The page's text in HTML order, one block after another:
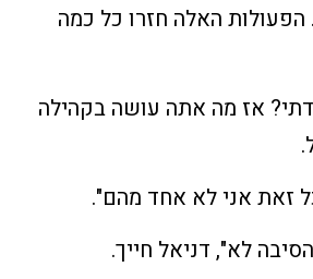
הפעולות האלה חזרו כל כמה
אז מה אתה עושה בקהילה
זאת אני לא אחד מהם".
לא", דניאל חייך.